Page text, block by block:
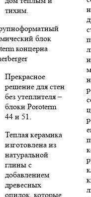
тихим.
блок
концерна
Прекрасное
решение для стен
без утеплителя –
блоки Poroterm
44 и 51.
Теплая керамика
изготовлена из
натуральной
глины с
добавлением
древесных
опилок, которые